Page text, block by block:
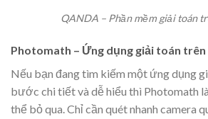
QANDA – Phần mềm giải toán
Photomath – Ứng dụng giải toán
Nếu bạn đang tìm kiếm một ứng dụng
bước chi tiết và dễ hiểu thì Photomath
thể bỏ qua. Chỉ cần quét nhanh camera